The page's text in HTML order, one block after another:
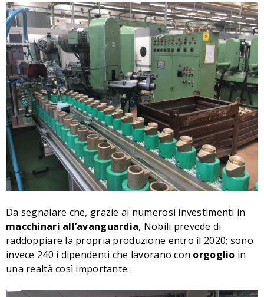
Da segnalare che, grazie ai numerosi investimenti in
macchinari all’avanguardia, Nobili prevede di
raddoppiare la propria produzione entro il 2020; sono
invece 240 i dipendenti che lavorano con orgoglio in
una realtà così importante.